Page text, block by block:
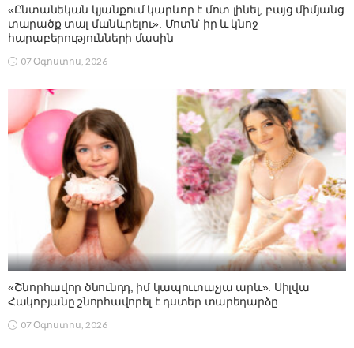
«Ընտանեկան կյանքում կարևոր է մոտ լինել, բայց միմյանց
տարածք տալ մանևրելու». Մոտն՝ իր և կնոջ
հարաբերությունների մասին
07 Օգոստոս, 2026
«Շնորհավոր ծնունդդ, իմ կապուտաչյա արև». Սիլվա
Հակոբյանը շնորհավորել է դստեր տարեդարձը
07 Օգոստոս, 2026